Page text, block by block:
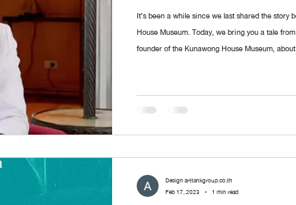
It’s been a while since we last shared the
House Museum. Today, we bring you a tale
founder of the Kunawong House Museum,
episodes!
Design arttankgroup.co.th
Feb 17, 2023
1 min read